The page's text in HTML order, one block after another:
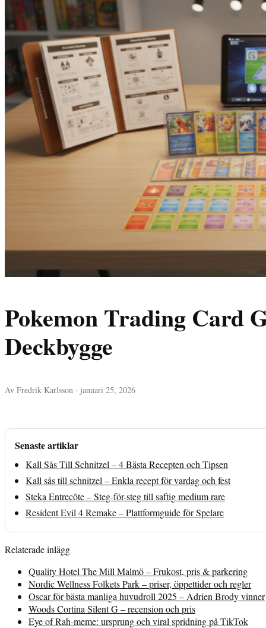
Pokemon Trading Card
Deckbygge
Av Fredrik Karlsson · januari 25, 2026
Senaste artiklar
Kall Sås Till Schnitzel – 4 Bästa Recepten och Tipsen
Kall sås till schnitzel – Enkla recept för vardag och fest
Steka Entrecôte – Steg-för-steg till saftig medium rare
Resident Evil 4 Remake – Plattformguide för Spelare
Relaterade inlägg
Quality Hotel The Mill Malmö – Frukost, pris & parkering
Nordic Wellness Folkets Park – priser, öppettider och regler
Oscar för bästa manliga huvudroll 2025 – Adrien Brody vinner
Woods Cortina Silent G – recension och pris
Eye of Rah-meme: ursprung och viral spridning på TikTok